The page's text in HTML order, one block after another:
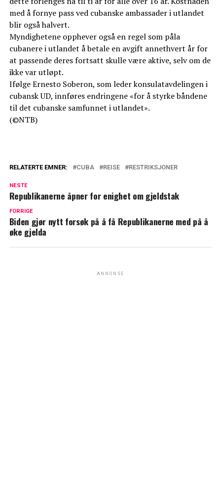
med å fornye pass ved cubanske ambassader i utlandet
blir også halvert.
Myndighetene opphever også en regel som påla
cubanere i utlandet å betale en avgift annethvert år for
at passende deres fortsatt skulle være aktive, selv om de
ikke var utløpt.
Ifølge Ernesto Soberon, som leder konsulatavdelingen i
cubansk UD, innføres endringene «for å styrke båndene
til det cubanske samfunnet i utlandet».
(©NTB)
RELATERTE EMNER: CUBA REISE RESTRIKSJONER
NESTE
Republikanerne åpner for enighet om gjeldstak
FORRIGE
Biden gjør nytt forsøk på å få Republikanerne med på å
øke gjelda
ANNONSE